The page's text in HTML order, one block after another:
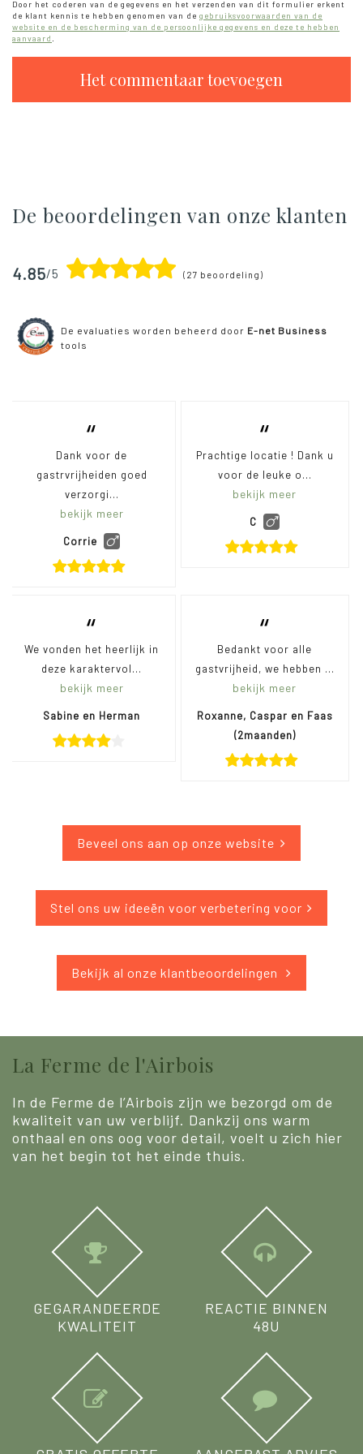
Door het coderen van de gegevens en het verzenden van dit formulier erkent
de klant kennis te hebben genomen van de gebruiksvoorwaarden van de
website en de bescherming van de persoonlijke gegevens en deze te hebben
aanvaard
De beoordelingen van onze klanten
4.85/5 (27 beoordeling)
De evaluaties worden beheerd door E-net Business
tools
“
Dank voor de
gastrvrijheiden goed
verzorgi...
bekijk meer
Corrie
“
Prachtige locatie ! Dank u
voor de leuke o...
bekijk meer
C
“
We vonden het heerlijk in
deze karaktervol...
bekijk meer
Sabine en Herman
“
Bedankt voor alle
gastvrijheid, we hebben ...
bekijk meer
Roxanne, Caspar en Faas
(2maanden)
Beveel ons aan op onze website
Stel ons uw ideeën voor verbetering voor
Bekijk al onze klantbeoordelingen
La Ferme de l'Airbois
In de Ferme de l’Airbois zijn we bezorgd om de
kwaliteit van uw verblijf. Dankzij ons warm
onthaal en ons oog voor detail, voelt u zich hier
van het begin tot het einde thuis.
GEGARANDEERDE
KWALITEIT
REACTIE BINNEN
48U